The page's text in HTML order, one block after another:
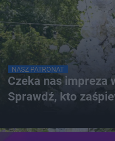
NASZ PATRONAT
Czeka nas impreza
Sprawdź, kto